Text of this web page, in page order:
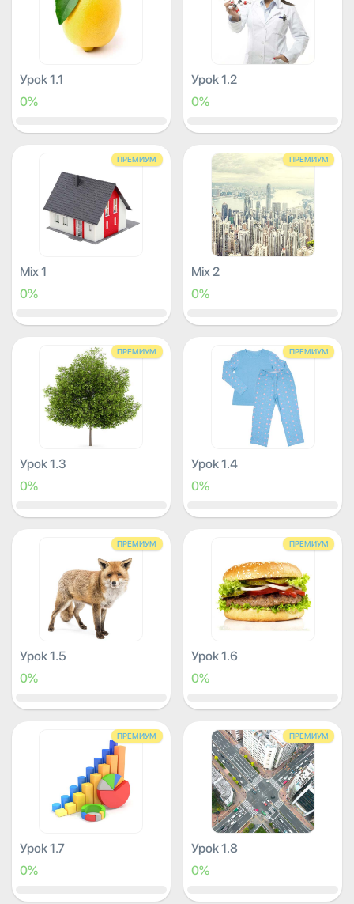
Урок 1.1
0%
Урок 1.2
0%
ПРЕМИУМ
Mix 1
0%
ПРЕМИУМ
Mix 2
0%
ПРЕМИУМ
Урок 1.3
0%
ПРЕМИУМ
Урок 1.4
0%
ПРЕМИУМ
Урок 1.5
0%
ПРЕМИУМ
Урок 1.6
0%
ПРЕМИУМ
Урок 1.7
0%
ПРЕМИУМ
Урок 1.8
0%